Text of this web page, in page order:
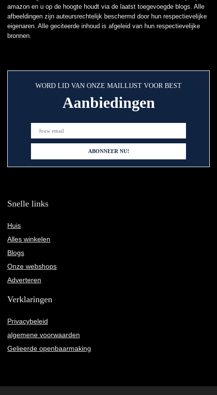
amazon en u op de hoogte houdt via de laatst toegevoegde blogs. Alle
afbeeldingen zijn auteursrechtelijk beschermd door hun respectievelijke
eigenaren. Alle geciteerde inhoud is afgeleid van hun respectievelijke
bronnen.
WORD LID VAN ONZE MAILLIJST VOOR BEST
Aanbiedingen
Snelle links
Huis
Alles winkelen
Blogs
Onze webshops
Adverteren
Verklaringen
Privacybeleid
algemene voorwaarden
Gelieerde openbaarmaking